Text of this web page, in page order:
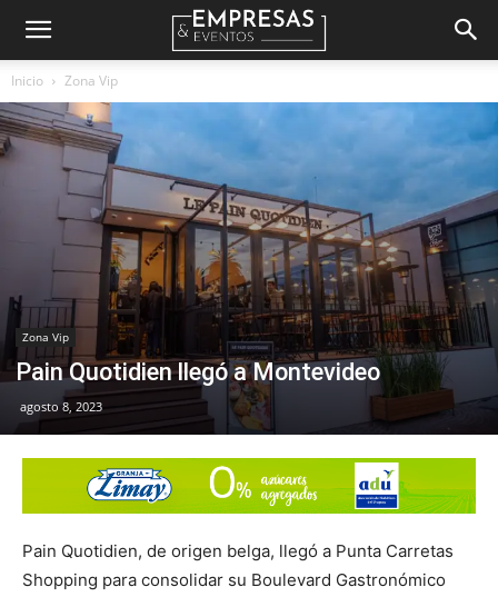
Empresas
&
Eventos
Inicio Zona Vip
Zona Vip
Pain Quotidien llegó a Montevideo
agosto 8, 2023
Pain Quotidien, de origen belga, llegó a Punta Carretas
Shopping para consolidar su Boulevard Gastronómico